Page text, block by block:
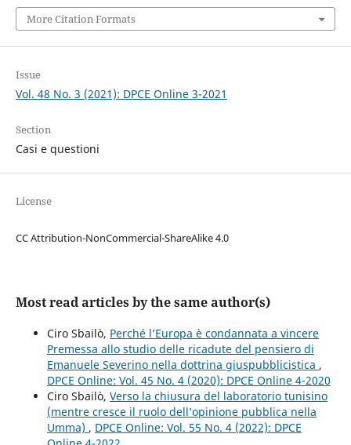
More Citation Formats
Issue
Vol. 48 No. 3 (2021): DPCE Online 3-2021
Section
Casi e questioni
License
CC Attribution-NonCommercial-ShareAlike 4.0
Most read articles by the same author(s)
Ciro Sbailò, Perché l’Europa è condannata a vincere
Premessa allo studio delle ricadute del pensiero di
Emanuele Severino nella dottrina giuspubblicistica ,
DPCE Online: Vol. 45 No. 4 (2020): DPCE Online 4-2020
Ciro Sbailò, Verso la chiusura del laboratorio tunisino
(mentre cresce il ruolo dell’opinione pubblica nella
Umma) , DPCE Online: Vol. 55 No. 4 (2022): DPCE